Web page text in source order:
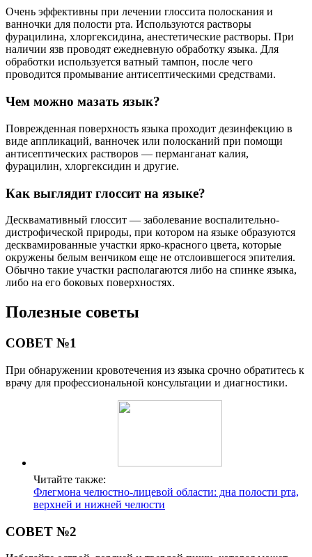
Очень эффективны при лечении глоссита полоскания и
ванночки для полости рта. Используются растворы
фурацилина, хлоргексидина, анестетические растворы. При
наличии язв проводят ежедневную обработку языка. Для
обработки используется ватный тампон, после чего
проводится промывание антисептическими средствами.
Чем можно мазать язык?
Поврежденная поверхность языка проходит дезинфекцию в
виде аппликаций, ванночек или полосканий при помощи
антисептических растворов — перманганат калия,
фурацилин, хлоргексидин и другие.
Как выглядит глоссит на языке?
Десквамативный глоссит — заболевание воспалительно-
дистрофической природы, при котором на языке образуются
десквамированные участки ярко-красного цвета, которые
окружены белым венчиком еще не отслоившегося эпителия.
Обычно такие участки располагаются либо на спинке языка,
либо на его боковых поверхностях.
Полезные советы
СОВЕТ №1
При обнаружении кровотечения из языка срочно обратитесь к
врачу для профессиональной консультации и диагностики.
Читайте также:
Флегмона челюстно-лицевой области: дна полости рта,
верхней и нижней челюсти
СОВЕТ №2